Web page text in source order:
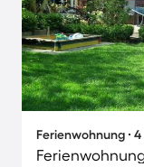
Ferienwohnung ∙